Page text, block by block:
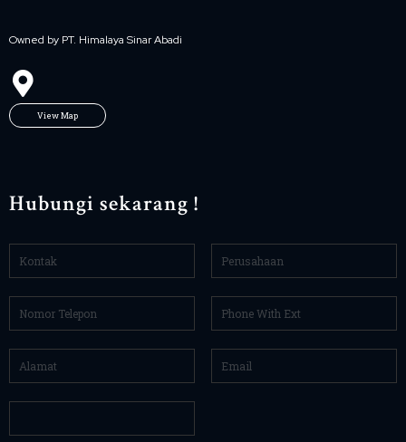
Owned by PT. Himalaya Sinar Abadi
View Map
Hubungi sekarang !